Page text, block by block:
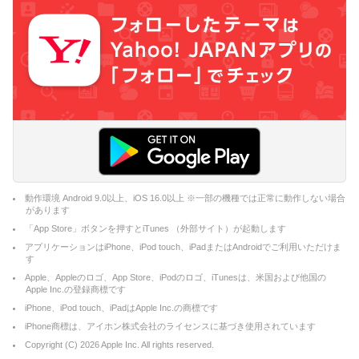
動作環境 Android 9.0以上、iOS 16.0以上 ※一部の機種では正常に動作しない場合
があります
「App Store」ボタンを押すとiTunes （外部サイト）が起動します
アプリケーションはiPhone、iPod touch、iPadまたはAndroidでご利用いただけま
す
Apple、Appleのロゴ、App Store、iPodのロゴ、iTunesは、米国および他国の
Apple Inc.の登録商標です
iPhone、iPod touch、iPadはApple Inc.の商標です
iPhone商標は、アイホン株式会社のライセンスに基づき使用されています
Copyright (C) 2026Apple Inc. All rights reserved.